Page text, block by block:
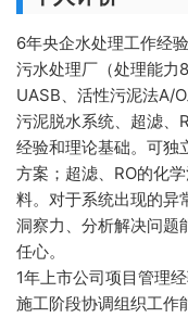
6年央企水处理工作经
污水处理厂（处理能力
UASB、活性污泥法A/
污泥脱水系统、超滤、
经验和理论基础。可独
方案；超滤、RO的化
料。对于系统出现的异
洞察力、分析解决问题
任心。
1年上市公司项目管理
施工阶段协调组织工作